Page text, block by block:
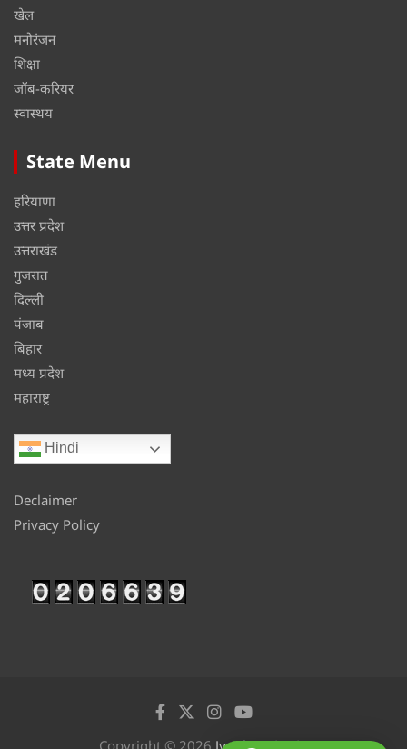
खेल
मनोरंजन
शिक्षा
जॉब-करियर
स्वास्थय
State Menu
हरियाणा
उत्तर प्रदेश
उत्तराखंड
गुजरात
दिल्ली
पंजाब
बिहार
मध्य प्रदेश
महाराष्ट्र
Hindi
Declaimer
Privacy Policy
Copyright © 2026 Jyotikan